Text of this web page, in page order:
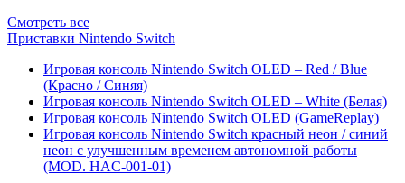
Смотреть все
Приставки Nintendo Switch
Игровая консоль Nintendo Switch OLED – Red / Blue
(Красно / Синяя)
Игровая консоль Nintendo Switch OLED – White (Белая)
Игровая консоль Nintendo Switch OLED (GameReplay)
Игровая консоль Nintendo Switch красный неон / синий
неон с улучшенным временем автономной работы
(MOD. HAC-001-01)